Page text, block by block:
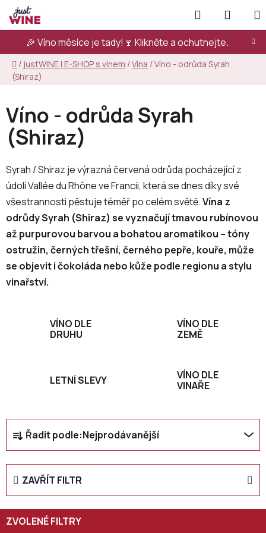
Přejít
na
obsah
🎉 Víno měsíce je tady!🍷 Klikněte a ochutnejte.
Hledat
KOŠÍK
Domů
/ justWINE | E-SHOP s vínem /Vína /Víno - odrůda Syrah
(Shiraz)
Víno - odrůda Syrah
(Shiraz)
Syrah / Shiraz je výrazná červená odrůda pocházející z
údolí Vallée du Rhône ve Francii, která se dnes díky své
všestrannosti pěstuje téměř po celém světě.Vína z
odrůdy Syrah (Shiraz) se vyznačují tmavou rubínovou
až purpurovou barvou a bohatou aromatikou – tóny
ostružin, černých třešní, černého pepře, kouře, může
se objevit i čokoláda nebo kůže podle regionu a stylu
vinařství.
VÍNO DLE
DRUHU
VÍNO DLE
ZEMĚ
LETNÍ SLEVY
VÍNO DLE
VINAŘE
Ř
a
z
n
p
Řadit podle:Nejprodávanější
ZAVŘÍT FILTR